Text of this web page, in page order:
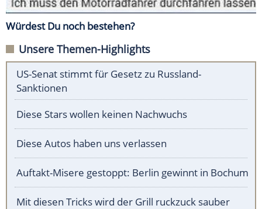
Würdest Du noch bestehen?
Unsere Themen-Highlights
US-Senat stimmt für Gesetz zu Russland-
Sanktionen
Diese Stars wollen keinen Nachwuchs
Diese Autos haben uns verlassen
Auftakt-Misere gestoppt: Berlin gewinnt in Bochum
Mit diesen Tricks wird der Grill ruckzuck sauber